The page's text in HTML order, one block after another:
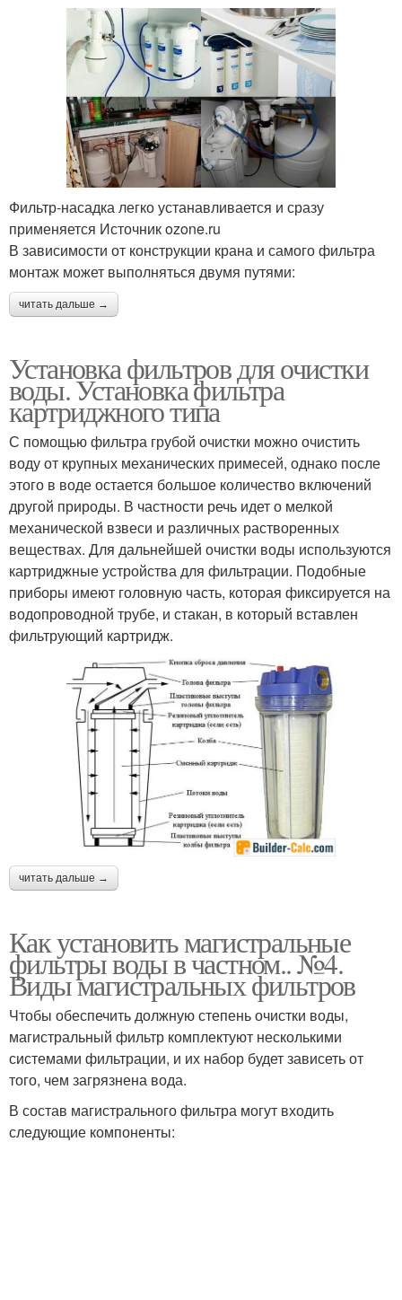
Фильтр-насадка легко устанавливается и сразу
применяется Источник ozone.ru
В зависимости от конструкции крана и самого фильтра
монтаж может выполняться двумя путями:
читать дальше →
Установка фильтров для очистки
воды. Установка фильтра
картриджного типа
С помощью фильтра грубой очистки можно очистить
воду от крупных механических примесей, однако после
этого в воде остается большое количество включений
другой природы. В частности речь идет о мелкой
механической взвеси и различных растворенных
веществах. Для дальнейшей очистки воды используются
картриджные устройства для фильтрации. Подобные
приборы имеют головную часть, которая фиксируется на
водопроводной трубе, и стакан, в который вставлен
фильтрующий картридж.
читать дальше →
Как установить магистральные
фильтры воды в частном.. №4.
Виды магистральных фильтров
Чтобы обеспечить должную степень очистки воды,
магистральный фильтр комплектуют несколькими
системами фильтрации, и их набор будет зависеть от
того, чем загрязнена вода.
В состав магистрального фильтра могут входить
следующие компоненты: